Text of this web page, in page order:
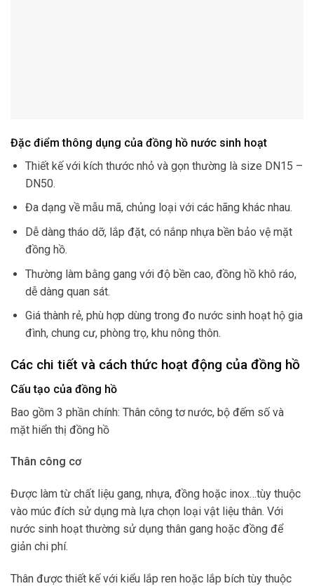
Đặc điểm thông dụng của đồng hồ nước sinh hoạt
Thiết kế với kích thước nhỏ và gọn thường là size DN15 –
DN50.
Đa dạng về mẫu mã, chủng loại với các hãng khác nhau.
Dễ dàng tháo dỡ, lắp đặt, có nắnp nhựa bền bảo vệ mặt
đồng hồ.
Thường làm bằng gang với độ bền cao, đồng hồ khô ráo,
dễ dàng quan sát.
Giá thành rẻ, phù hợp dùng trong đo nước sinh hoạt hộ gia
đình, chung cư, phòng trọ, khu nông thôn.
Các chi tiết và cách thức hoạt động của đồng hồ
Cấu tạo của đồng hồ
Bao gồm 3 phần chính: Thân công tơ nước, bộ đếm số và
mặt hiển thị đồng hồ
Thân công cơ
Được làm từ chất liệu gang, nhựa, đồng hoặc inox…tùy thuộc
vào múc đích sử dụng mà lựa chọn loại vật liệu thân. Với
nước sinh hoạt thường sử dụng thân gang hoặc đồng để
giản chi phí.
Thân được thiết kế với kiểu lắp ren hoặc lắp bích tùy thuộc